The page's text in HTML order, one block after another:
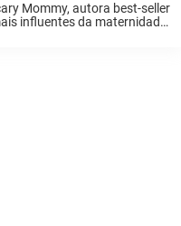
Mommy, autora best-seller
influentes da maternidade